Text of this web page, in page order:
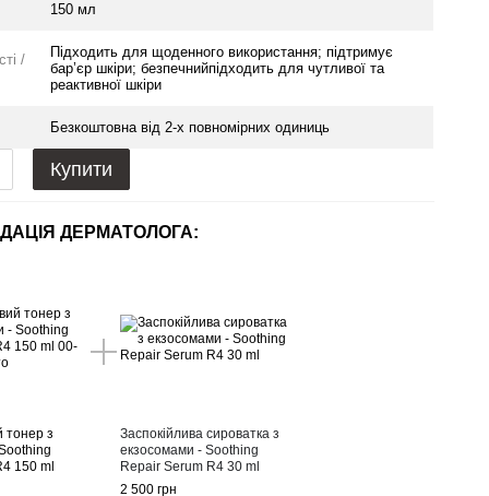
150 мл
/
Підходить для щоденного використання; підтримує
бар’єр шкіри; безпечнийпідходить для чутливої та
реактивної шкіри
Безкоштовна від 2-х повномірних одиниць
Купити
ДЕРМАТОЛОГА:
тонер з
150 ml
Заспокійлива сироватка з
екзосомами - Soothing
Repair Serum R4 30 ml
2 500 грн